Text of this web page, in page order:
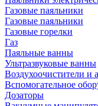
Газовые паяльники
Газовые паяльники
Газовые горелки
Газ
Паяльные ванны
Ультразвуковые ванны
Воздухоочистители и
Вспомогательное
Дозаторы